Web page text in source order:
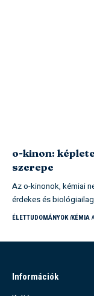
o-kinon:
szerepe
Az o-kinonok, kémiai
érdekes és
ÉLETTUDOMÁNYOK KÉMIA
Információk